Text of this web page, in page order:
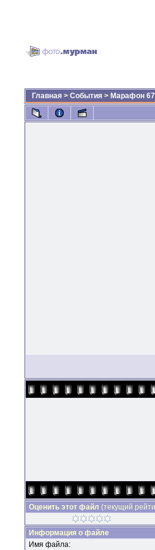
Главная > События > Марафон
Оценить этот файл (текущий
Информация о файле
Имя файла: